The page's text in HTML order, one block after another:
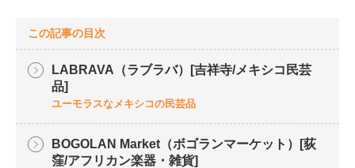
この記事の目次
LABRAVA（ラブラバ）[吉祥寺/メキシコ民芸
品]
ユーモラスなメキシコの民芸品
BOGOLAN Market（ボゴランマーケット）[荻
窪/アフリカン楽器・雑貨]